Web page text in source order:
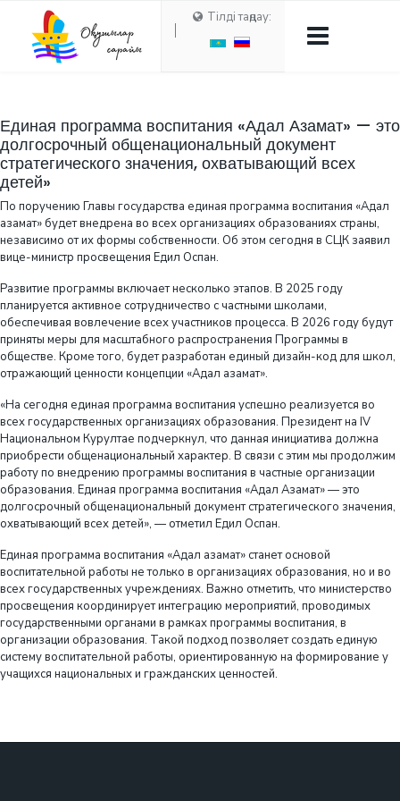
Тілді таңдау:
Единая программа воспитания «Адал Азамат» — это
долгосрочный общенациональный документ
стратегического значения, охватывающий всех
детей»
По поручению Главы государства единая программа воспитания «Адал
азамат» будет внедрена во всех организациях образованиях страны,
независимо от их формы собственности. Об этом сегодня в СЦК заявил
вице-министр просвещения Едил Оспан.
Развитие программы включает несколько этапов. В 2025 году
планируется активное сотрудничество с частными школами,
обеспечивая вовлечение всех участников процесса. В 2026 году будут
приняты меры для масштабного распространения Программы в
обществе. Кроме того, будет разработан единый дизайн-код для школ,
отражающий ценности концепции «Адал азамат».
«На сегодня единая программа воспитания успешно реализуется во
всех государственных организациях образования. Президент на ІV
Национальном Курултае подчеркнул, что данная инициатива должна
приобрести общенациональный характер. В связи с этим мы продолжим
работу по внедрению программы воспитания в частные организации
образования. Единая программа воспитания «Адал Азамат» — это
долгосрочный общенациональный документ стратегического значения,
охватывающий всех детей», — отметил Едил Оспан.
Единая программа воспитания «Адал азамат» станет основой
воспитательной работы не только в организациях образования, но и во
всех государственных учреждениях. Важно отметить, что министерство
просвещения координирует интеграцию мероприятий, проводимых
государственными органами в рамках программы воспитания, в
организации образования. Такой подход позволяет создать единую
систему воспитательной работы, ориентированную на формирование у
учащихся национальных и гражданских ценностей.